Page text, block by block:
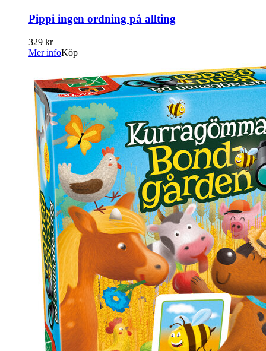
Pippi ingen ordning på allting
329 kr
Mer infoKöp